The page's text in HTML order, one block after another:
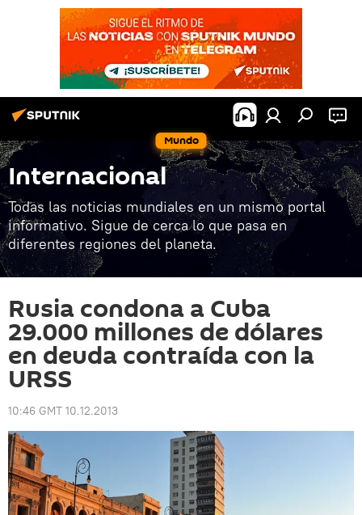
Mundo
Internacional
Todas las noticias mundiales en un mismo portal
informativo. Sigue de cerca lo que pasa en
diferentes regiones del planeta.
Rusia condona a Cuba
29.000 millones de dólares
en deuda contraída con la
URSS
10:46 GMT 10.12.2013